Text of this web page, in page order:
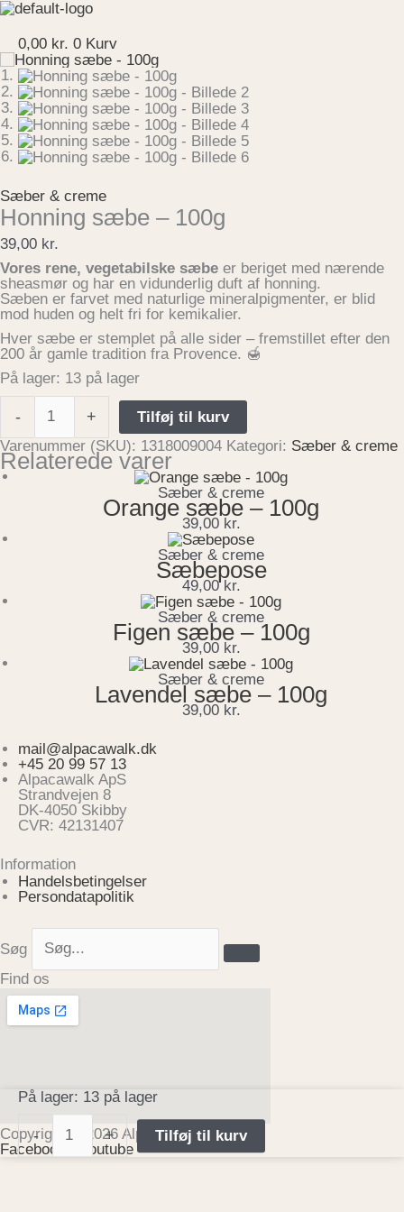
Gå
indholdet
0,00 kr. 0 Kurv
Sæber & creme
Honning sæbe – 100g
39,00 kr.
Vores rene, vegetabilske sæbe er beriget med nærende
sheasmør og har en vidunderlig duft af honning.
Sæben er farvet med naturlige mineralpigmenter, er blid
mod huden og helt fri for kemikalier.
Hver sæbe er stemplet på alle sider – fremstillet efter den
200 år gamle tradition fra Provence. 🍯
På lager: 13 på lager
-
Honning
100g
antal
+
Tilføj til kurv
Varenummer (SKU): 1318009004 Kategori: Sæber & creme
Relaterede varer
Sæber & creme
Orange sæbe – 100g
39,00 kr.
Sæber & creme
Sæbepose
49,00 kr.
Sæber & creme
Figen sæbe – 100g
39,00 kr.
Sæber & creme
Lavendel sæbe – 100g
39,00 kr.
mail@alpacawalk.dk
+45 20 99 57 13
Alpacawalk ApS
Strandvejen 8
DK-4050 Skibby
CVR: 42131407
Information
Handelsbetingelser
Persondatapolitik
Søg
Find os
Copyright © 2026 Alpacawalk ApS
Facebook-f
Youtube
På lager: 13 på lager
-
Honning
sæbe
-
100g
antal
+ Tilføj til kurv